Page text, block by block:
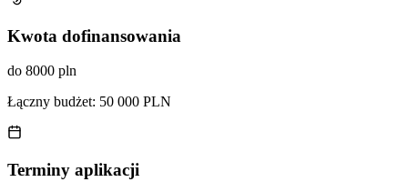
Kwota dofinansowania
do 8000 pln
Łączny budżet: 50 000 PLN
Terminy aplikacji